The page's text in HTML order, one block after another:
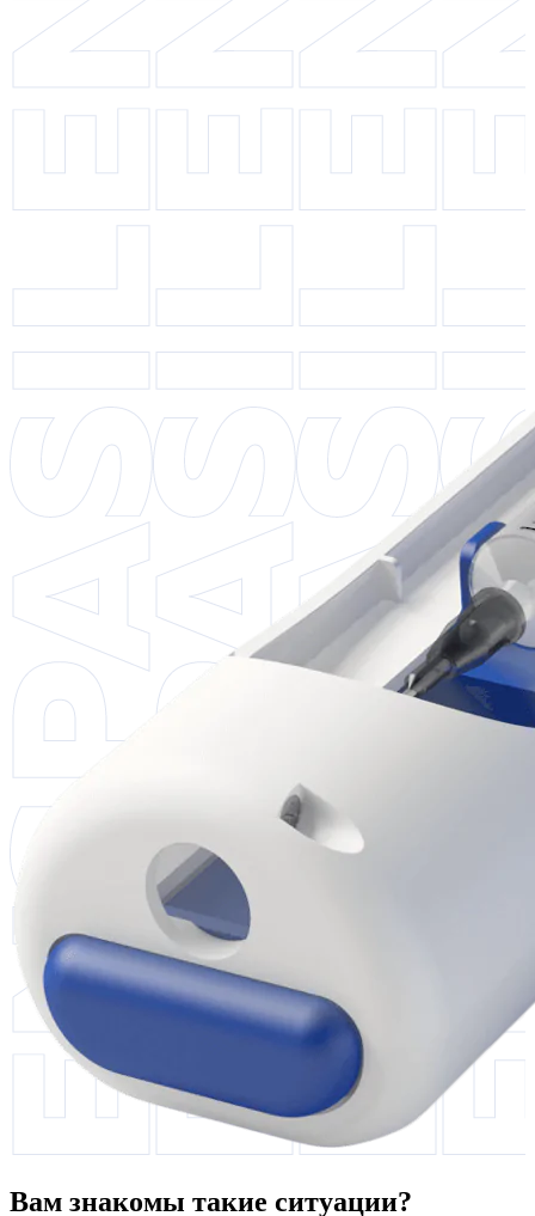
Вам знакомы такие ситуации?